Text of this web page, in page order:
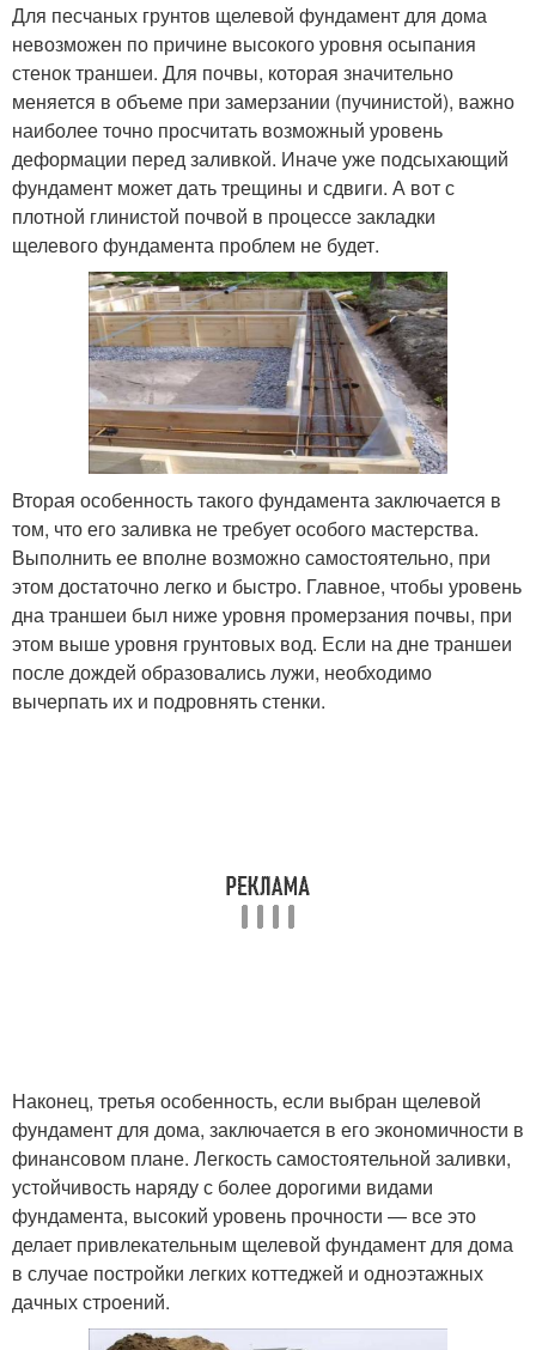
Для песчаных грунтов щелевой фундамент для дома
невозможен по причине высокого уровня осыпания
стенок траншеи. Для почвы, которая значительно
меняется в объеме при замерзании (пучинистой), важно
наиболее точно просчитать возможный уровень
деформации перед заливкой. Иначе уже подсыхающий
фундамент может дать трещины и сдвиги. А вот с
плотной глинистой почвой в процессе закладки
щелевого фундамента проблем не будет.
Вторая особенность такого фундамента заключается в
том, что его заливка не требует особого мастерства.
Выполнить ее вполне возможно самостоятельно, при
этом достаточно легко и быстро. Главное, чтобы уровень
дна траншеи был ниже уровня промерзания почвы, при
этом выше уровня грунтовых вод. Если на дне траншеи
после дождей образовались лужи, необходимо
вычерпать их и подровнять стенки.
Наконец, третья особенность, если выбран щелевой
фундамент для дома, заключается в его экономичности в
финансовом плане. Легкость самостоятельной заливки,
устойчивость наряду с более дорогими видами
фундамента, высокий уровень прочности — все это
делает привлекательным щелевой фундамент для дома
в случае постройки легких коттеджей и одноэтажных
дачных строений.